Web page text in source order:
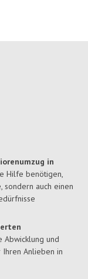
in
Hilfe benötigen,
sondern auch einen
Abwicklung und
Anlieben in